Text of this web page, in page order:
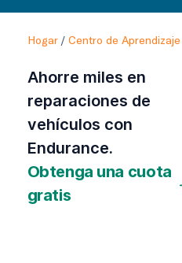
Hogar/ Centro de Aprendizaje
Ahorre miles en
reparaciones de
vehículos con
Endurance.
Obtenga una cuota
gratis